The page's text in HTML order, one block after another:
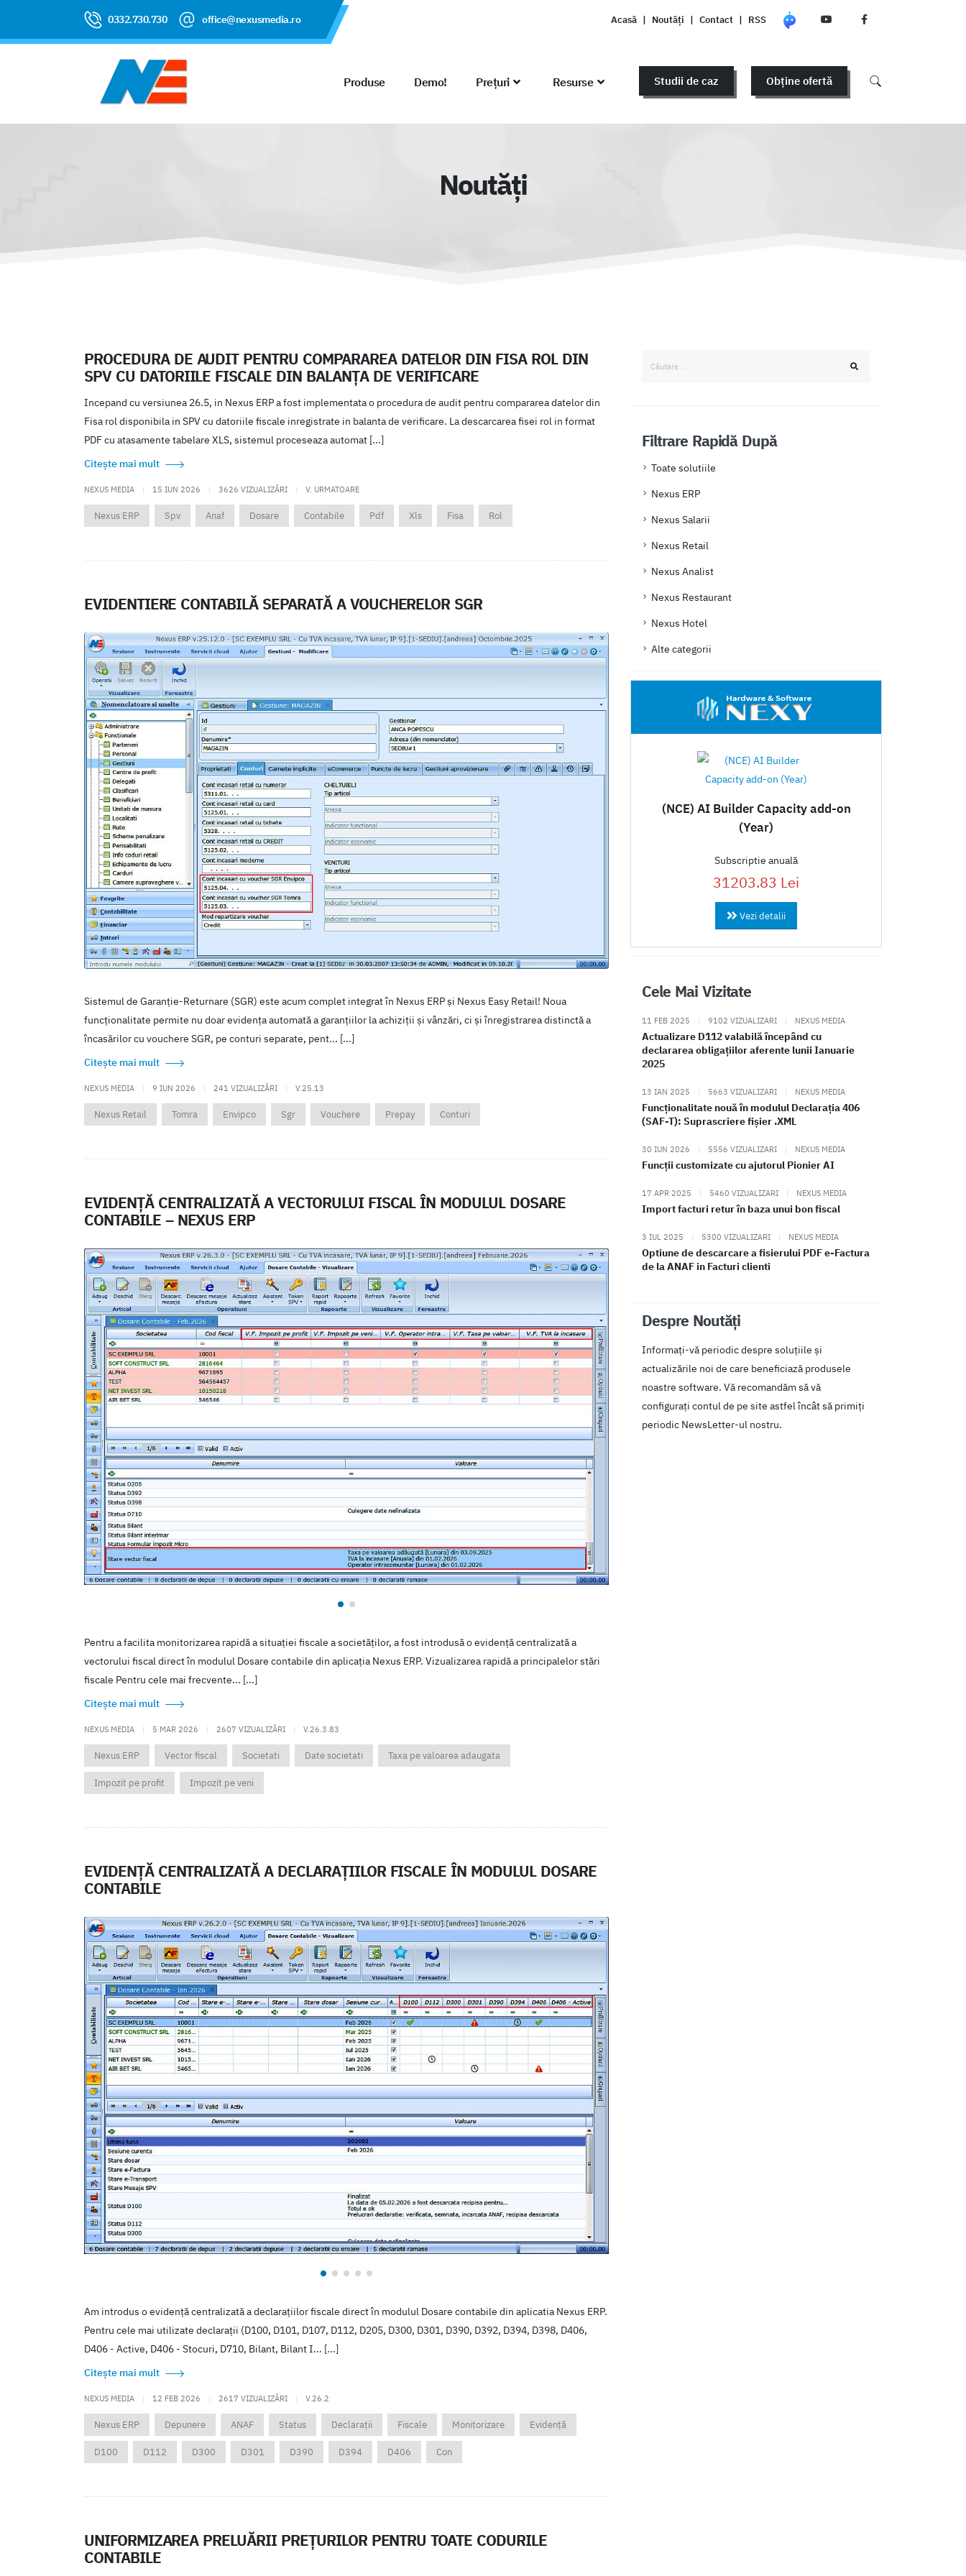
0332.730.730 office@nexusmedia.ro Acasă | Noutăți | Contact | RSS
Produse Demo! Prețuri Resurse Studii de caz Obține ofertă
Noutăți
PROCEDURA DE AUDIT PENTRU COMPARAREA DATELOR DIN FISA ROL DIN
SPV CU DATORIILE FISCALE DIN BALANȚA DE VERIFICARE
Incepand cu versiunea 26.5, in Nexus ERP a fost implementata o procedura de audit pentru compararea datelor din
Fisa rol disponibila in SPV cu datoriile fiscale inregistrate in balanta de verificare. La descarcarea fisei rol in format
PDF cu atasamente tabelare XLS, sistemul proceseaza automat [...]
Citește mai mult
NEXUS MEDIA | 15 IUN 2026 | 3626 VIZUALIZĂRI | V. URMATOARE
Nexus ERP Spv Anaf Dosare Contabile Pdf Xls Fisa Rol
EVIDENTIERE CONTABILĂ SEPARATĂ A VOUCHERELOR SGR
Sistemul de Garanție-Returnare (SGR) este acum complet integrat în Nexus ERP și Nexus Easy Retail! Noua
funcționalitate permite nu doar evidența automată a garanțiilor la achiziții și vânzări, ci și înregistrarea distinctă a
încasărilor cu vouchere SGR, pe conturi separate, pent... [...]
Citește mai mult
NEXUS MEDIA | 9 IUN 2026 | 241 VIZUALIZĂRI | V.25.13
Nexus Retail Tomra Envipco Sgr Vouchere Prepay Conturi
EVIDENȚĂ CENTRALIZATĂ A VECTORULUI FISCAL ÎN MODULUL DOSARE
CONTABILE – NEXUS ERP
Pentru a facilita monitorizarea rapidă a situației fiscale a societăților, a fost introdusă o evidență centralizată a
vectorului fiscal direct în modulul Dosare contabile din aplicația Nexus ERP. Vizualizarea rapidă a principalelor stări
fiscale Pentru cele mai frecvente... [...]
Citește mai mult
NEXUS MEDIA | 5 MAR 2026 | 2607 VIZUALIZĂRI | V.26.3.83
Nexus ERP Vector fiscal Societati Date societati Taxa pe valoarea adaugata
Impozit pe profit Impozit pe veni
EVIDENȚĂ CENTRALIZATĂ A DECLARAȚIILOR FISCALE ÎN MODULUL DOSARE
CONTABILE
Am introdus o evidență centralizată a declarațiilor fiscale direct în modulul Dosare contabile din aplicatia Nexus ERP.
Pentru cele mai utilizate declarații (D100, D101, D107, D112, D205, D300, D301, D390, D392, D394, D398, D406,
D406 - Active, D406 - Stocuri, D710, Bilant, Bilant I... [...]
Citește mai mult
NEXUS MEDIA | 12 FEB 2026 | 2617 VIZUALIZĂRI | V.26.2
Nexus ERP Depunere ANAF Status Declarații Fiscale Monitorizare Evidență
D100 D112 D300 D301 D390 D394 D406 Con
UNIFORMIZAREA PRELUĂRII PREȚURILOR PENTRU TOATE CODURILE
CONTABILE
Filtrare Rapidă După
Toate solutiile
Nexus ERP
Nexus Salarii
Nexus Retail
Nexus Analist
Nexus Restaurant
Nexus Hotel
Alte categorii
(NCE) AI Builder Capacity add-on
(Year)
Subscriptie anuală
31203.83 Lei
Vezi detalii
Cele Mai Vizitate
11 FEB 2025 | 9102 VIZUALIZARI | NEXUS MEDIA
Actualizare D112 valabilă începând cu
declararea obligațiilor aferente lunii Ianuarie
2025
13 IAN 2025 | 5663 VIZUALIZARI | NEXUS MEDIA
Funcționalitate nouă în modulul Declarația 406
(SAF-T): Suprascriere fișier .XML
30 IUN 2026 | 5556 VIZUALIZARI | NEXUS MEDIA
Funcții customizate cu ajutorul Pionier AI
17 APR 2025 | 5460 VIZUALIZARI | NEXUS MEDIA
Import facturi retur în baza unui bon fiscal
3 IUL 2025 | 5300 VIZUALIZARI | NEXUS MEDIA
Optiune de descarcare a fisierului PDF e-Factura
de la ANAF in Facturi clienti
Despre Noutăți
Informați-vă periodic despre soluțiile și
actualizările noi de care beneficiază produsele
noastre software. Vă recomandăm să vă
configurați contul de pe site astfel încât să primiți
periodic NewsLetter-ul nostru.